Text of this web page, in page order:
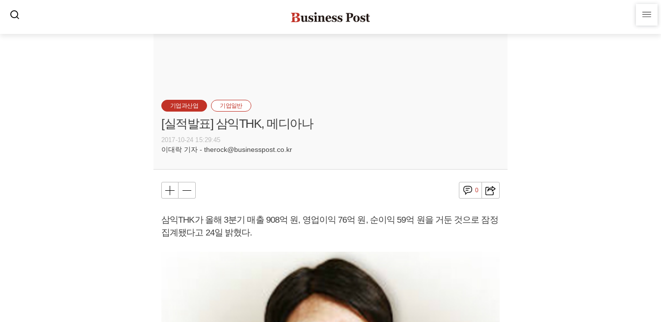
기업과산업 기업일반
[실적발표] 삼익THK, 메디아나
2017-10-24 15:29:45
이대락 기자 - therock@businesspost.co.kr
0
삼익THK가 올해 3분기 매출 908억 원, 영업이익 76억 원, 순이익 59억 원을 거둔 것으로 잠정
집계됐다고 24일 밝혔다.